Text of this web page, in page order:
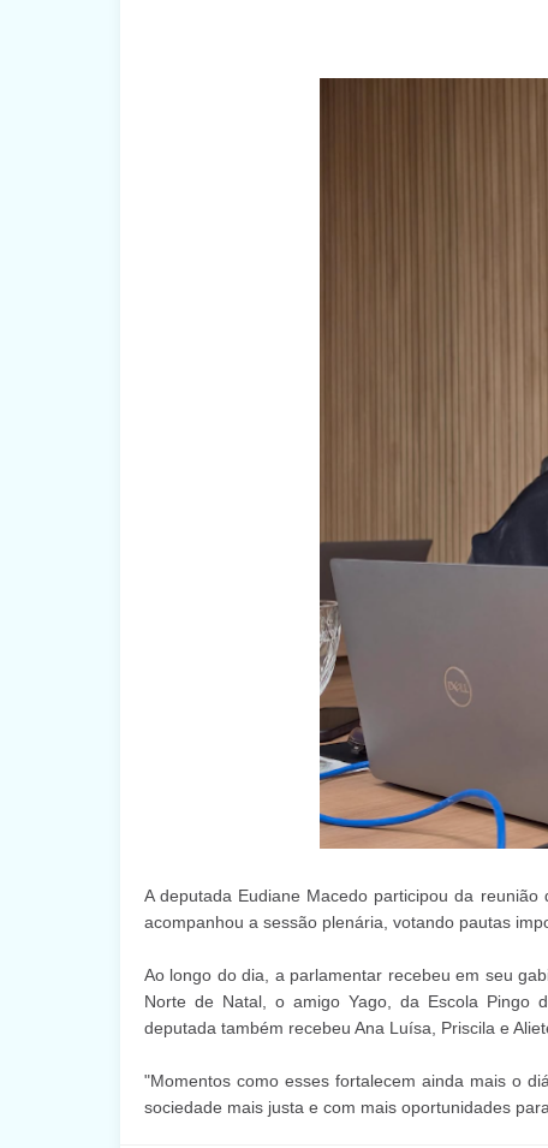
A deputada Eudiane Macedo participou da
acompanhou a sessão plenária, votando pautas
Ao longo do dia, a parlamentar recebeu em seu
Norte de Natal, o amigo Yago, da Escola Pingo
deputada também recebeu Ana Luísa, Priscila e
"Momentos como esses fortalecem ainda mais o
sociedade mais justa e com mais oportunidades